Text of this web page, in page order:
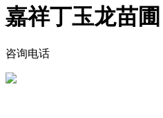
嘉祥丁玉龙苗圃
咨询电话